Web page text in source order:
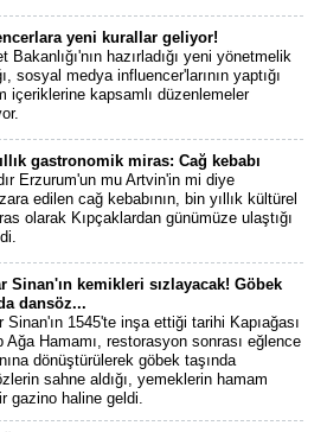
yeni kurallar geliyor!
Bakanlığı'nın hazırladığı yeni yönetmelik
sosyal medya influencer'larının yaptığı
içeriklerine kapsamlı düzenlemeler
gastronomik miras: Cağ kebabı
Erzurum'un mu Artvin'in mi diye
edilen cağ kebabının, bin yıllık kültürel
olarak Kıpçaklardan günümüze ulaştığı
Sinan'ın kemikleri sızlayacak! Göbek
dansöz...
Sinan'ın 1545'te inşa ettiği tarihi Kapıağası
Ağa Hamamı, restorasyon sonrası eğlence
dönüştürülerek göbek taşında
sahne aldığı, yemeklerin hamam
gazino haline geldi.